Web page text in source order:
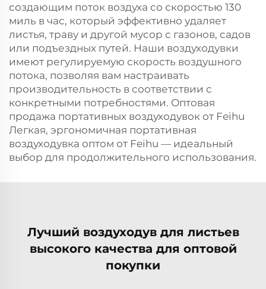
создающим поток воздуха со скоростью 130
миль в час, который эффективно удаляет
листья, траву и другой мусор с газонов, садов
или подъездных путей. Наши воздуходувки
имеют регулируемую скорость воздушного
потока, позволяя вам настраивать
производительность в соответствии с
конкретными потребностями. Оптовая
продажа портативных воздуходувок от Feihu
Легкая, эргономичная портативная
воздуходувка оптом от Feihu — идеальный
выбор для продолжительного использования.
Лучший воздуходув для листьев
высокого качества для оптовой
покупки